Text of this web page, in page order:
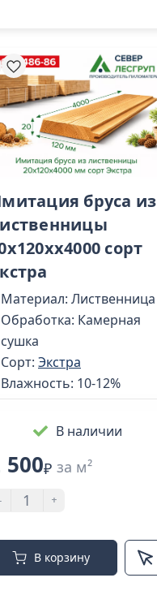
бруса из
cорт
Материал: Лиственница
Обработка: Камерная
сушка
Сорт: Экстра
Влажность: 10-12%
В наличии
500₽ за м²
+
В корзину